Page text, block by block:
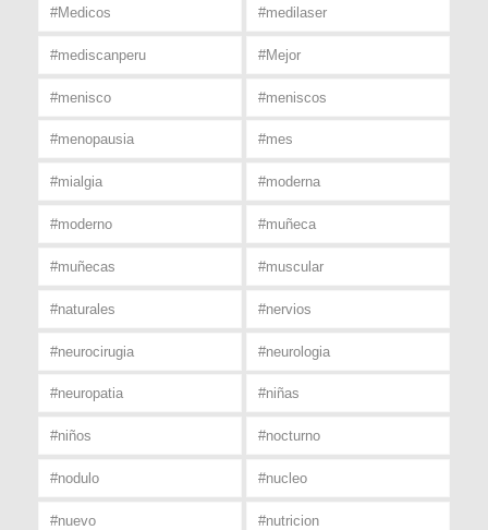
#Medicos #medilaser
#mediscanperu #Mejor
#menisco #meniscos
#menopausia #mes
#mialgia #moderna
#moderno #muñeca
#muñecas #muscular
#naturales #nervios
#neurocirugia #neurologia
#neuropatia #niñas
#niños #nocturno
#nodulo #nucleo
#nuevo #nutricion